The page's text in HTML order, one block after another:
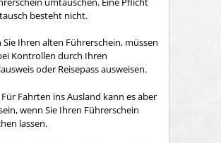
besteht nicht.
Sie Ihren alten Führerschein, müssen
Kontrollen durch Ihren
oder Reisepass ausweisen.
Für Fahrten ins Ausland kann es aber
wenn Sie Ihren Führerschein
lassen.